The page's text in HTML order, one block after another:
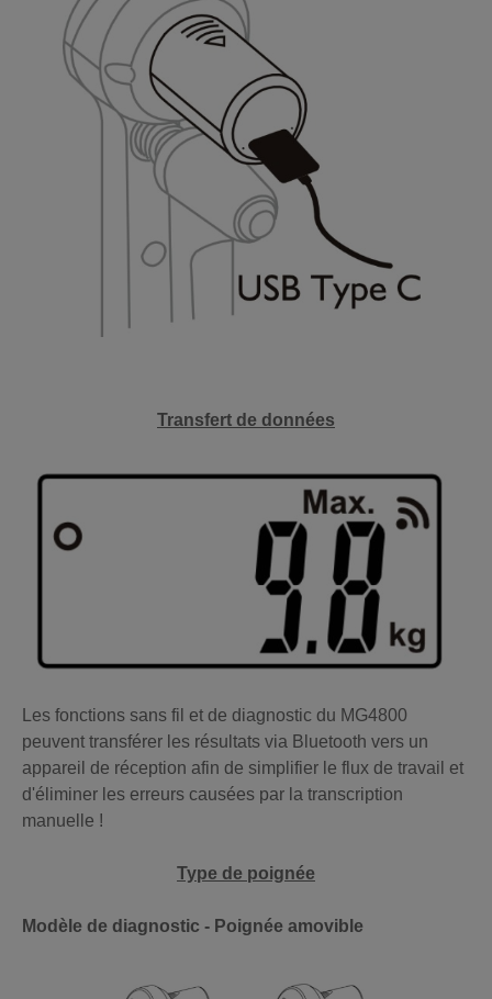
Transfert de données
Les fonctions sans fil et de diagnostic du MG4800
peuvent transférer les résultats via Bluetooth vers un
appareil de réception afin de simplifier le flux de travail et
d'éliminer les erreurs causées par la transcription
manuelle !
Type de poignée
Modèle de diagnostic - Poignée amovible